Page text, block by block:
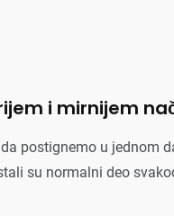
i mirnijem
postignemo u jednom
su normalni deo